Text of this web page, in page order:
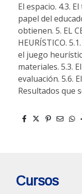
El espacio. 4.3.
papel del
obtienen. 5. EL
HEURÍSTICO.
el juego
materiales. 5.3.
evaluación. 5.6.
Resultados que
Cursos